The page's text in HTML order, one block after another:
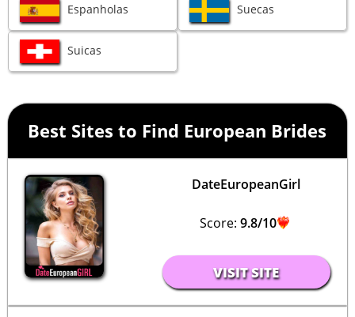
Espanholas Suecas
Suicas
Best Sites to Find European Brides
DateEuropeanGirl
Score: 9.8/10
VISIT SITE